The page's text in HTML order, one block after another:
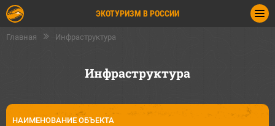
ЭКОТУРИЗМ В РОССИИ
Главная Инфраструктура
Инфраструктура
НАИМЕНОВАНИЕ ОБЪЕКТА